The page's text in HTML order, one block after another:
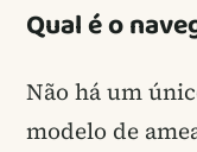
Qual é o
Não há um
modelo de